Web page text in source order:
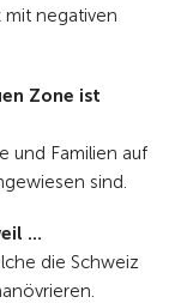
negativen
Zone ist
und Familien auf
sind.
…
die Schweiz